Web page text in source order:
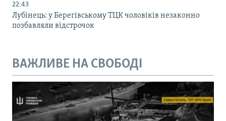
22:43
Лубінець: у Берегівському ТЦК чоловіків незаконно
позбавляли відстрочок
ВАЖЛИВЕ НА СВОБОДІ